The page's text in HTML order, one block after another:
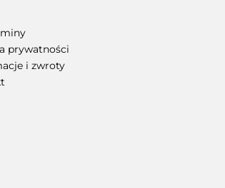
prywatności
i zwroty